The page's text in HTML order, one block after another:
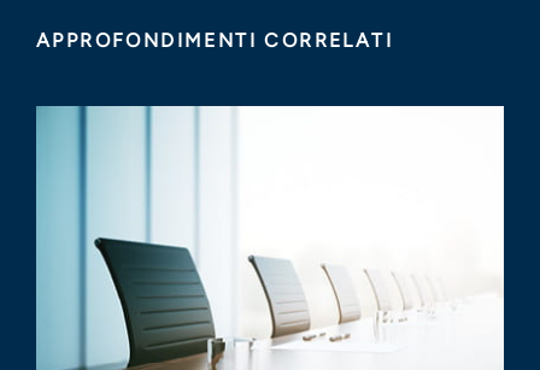
APPROFONDIMENTI CORRELATI